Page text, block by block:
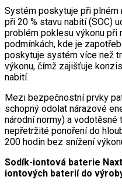
Systém poskytuje při plném
při 20 % stavu nabití (SOC)
problém poklesu výkonu při
podmínkách, kde je
poskytuje systém více než
výkonu, čímž zajišťuje
nabití.
Mezi bezpečnostní prvky
schopný odolat nárazové
národní normy) a vodotěsné
nepřetržité ponoření do
200 hodin bez snížení
Sodík-iontová baterie
iontových baterií do